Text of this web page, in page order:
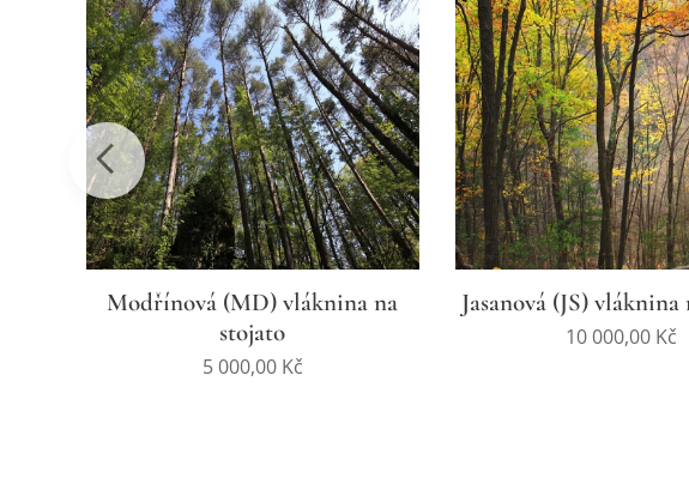
Modřínová (MD) vláknina na
stojato
5 000,00Kč
Jasanová (JS)
10 000,00Kč